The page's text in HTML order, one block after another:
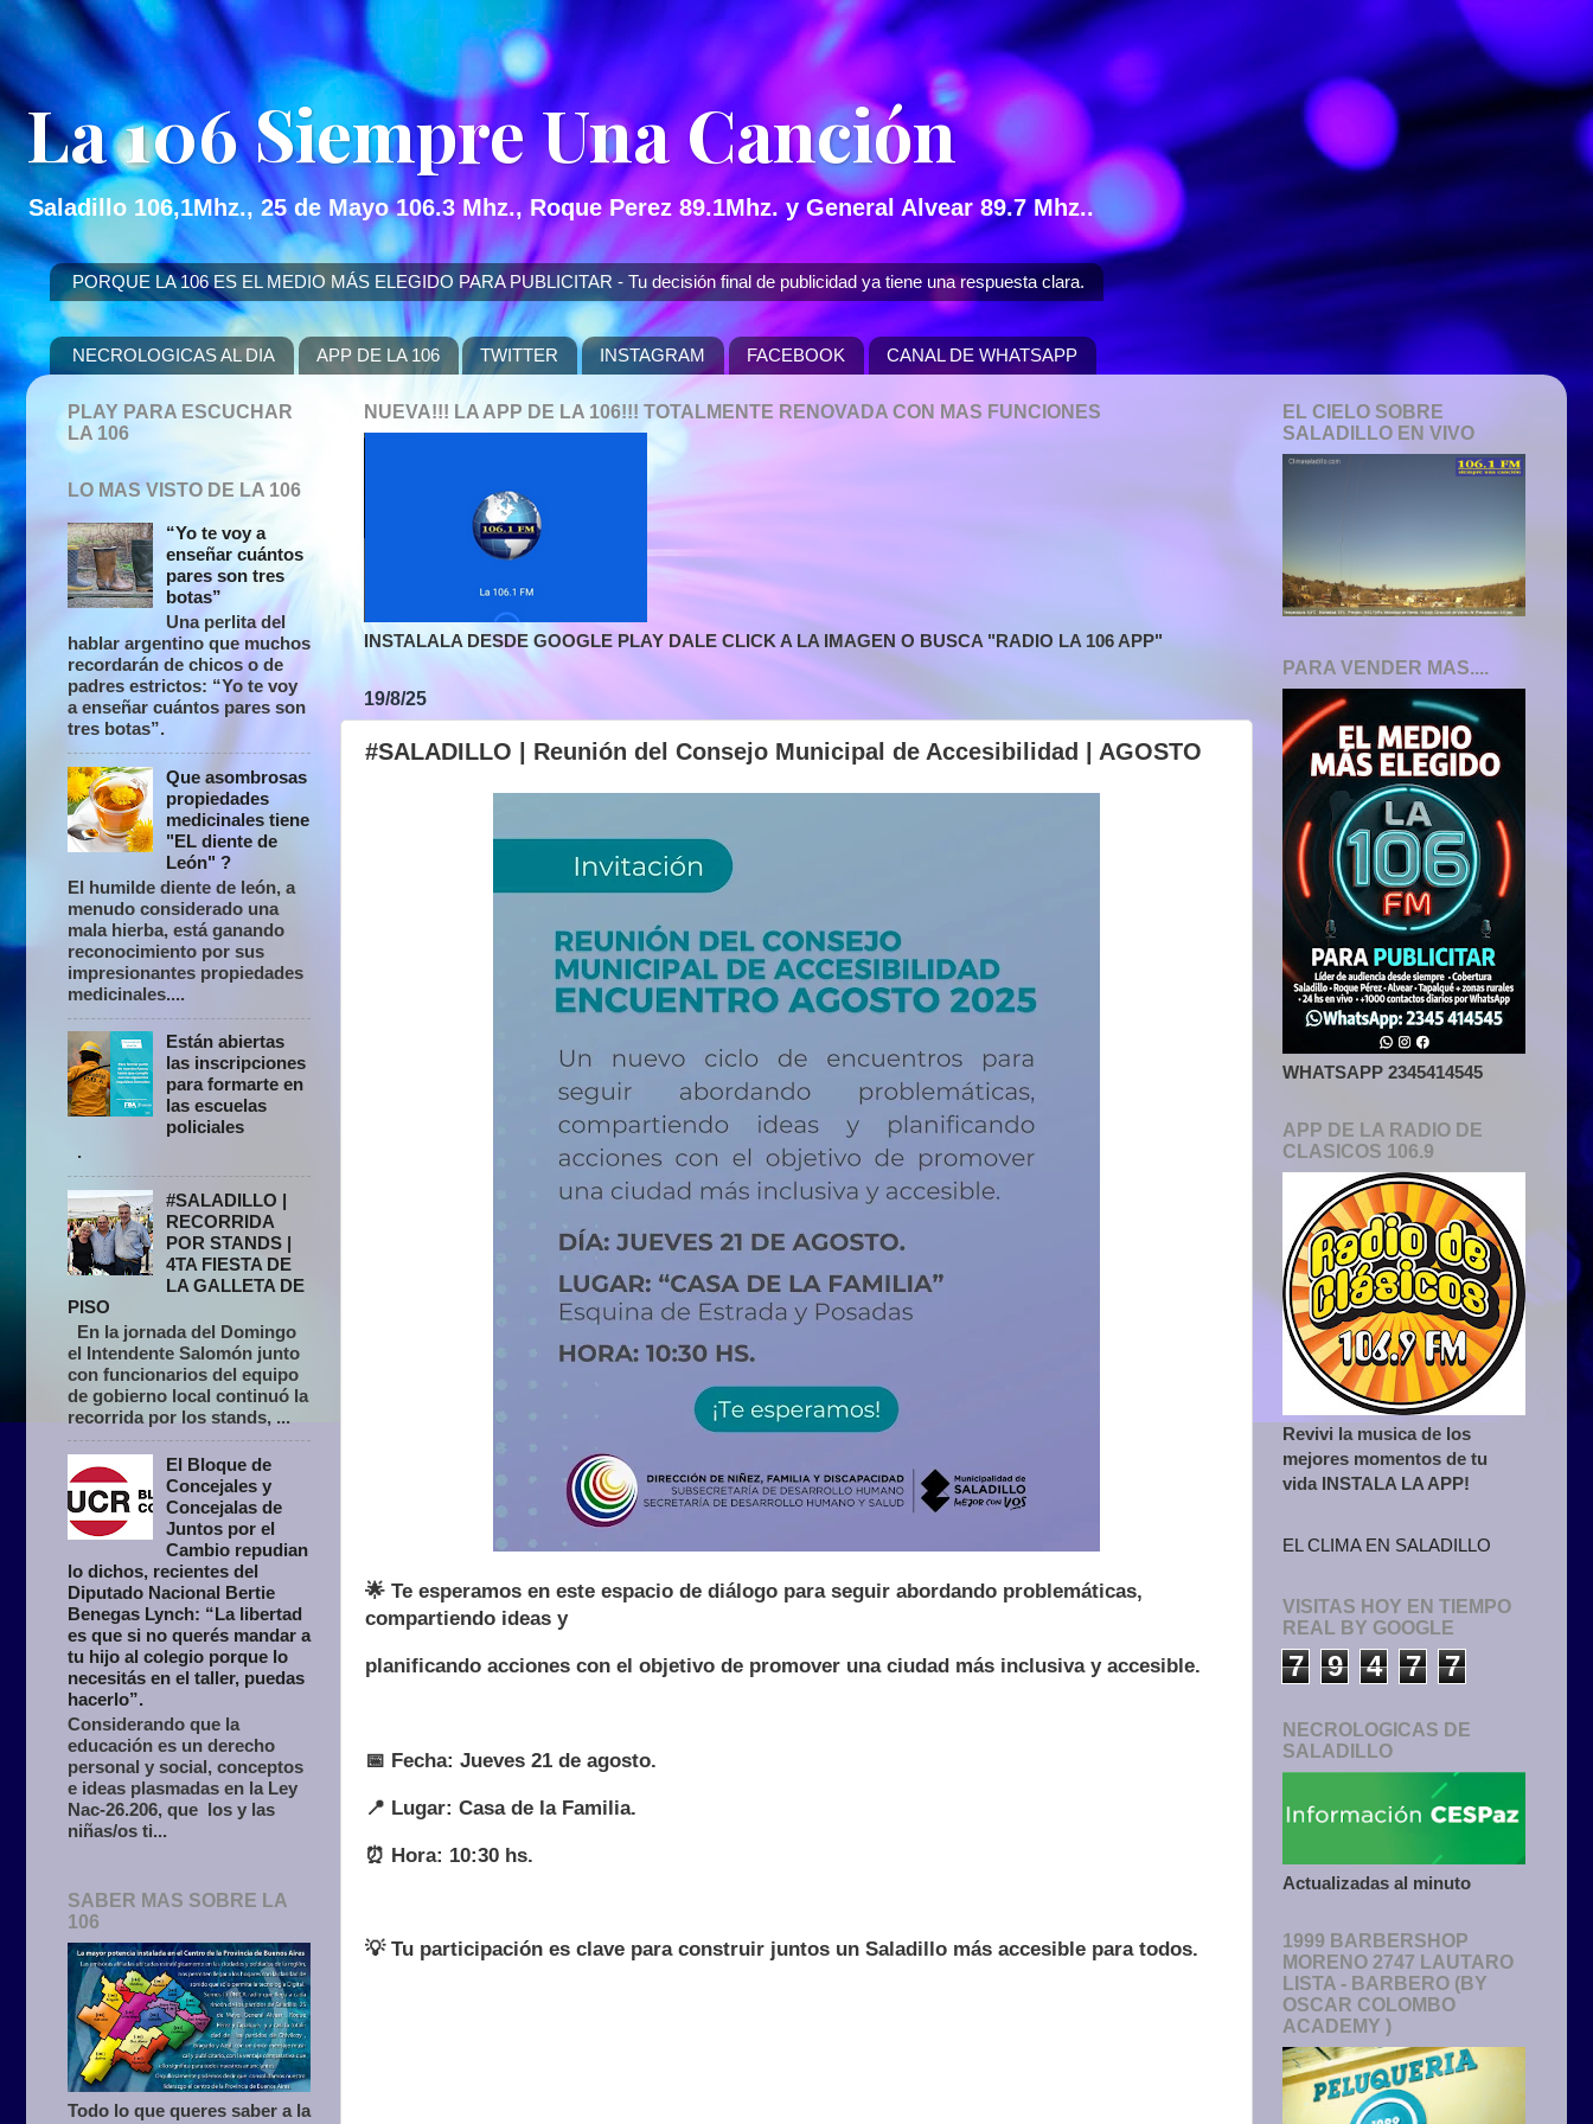
La 106 Siempre Una Canción
Saladillo 106,1Mhz., 25 de Mayo 106.3 Mhz., Roque Perez 89.1Mhz. y General Alvear 89.7 Mhz..
PORQUE LA 106 ES EL MEDIO MÁS ELEGIDO PARA PUBLICITAR - Tu decisión final de publicidad ya tiene una respuesta clara.
NECROLOGICAS AL DIA APP DE LA 106 TWITTER INSTAGRAM FACEBOOK CANAL DE WHATSAPP
NUEVA!!! LA APP DE LA 106!!! TOTALMENTE RENOVADA CON MAS FUNCIONES
INSTALALA DESDE GOOGLE PLAY DALE CLICK A LA IMAGEN O BUSCA "RADIO LA 106 APP"
19/8/25
#SALADILLO | Reunión del Consejo Municipal de Accesibilidad | AGOSTO
🌟 Te esperamos en este espacio de diálogo para seguir abordando problemáticas,
compartiendo ideas y
planificando acciones con el objetivo de promover una ciudad más inclusiva y accesible.
📅 Fecha: Jueves 21 de agosto.
📍 Lugar: Casa de la Familia.
⏰ Hora: 10:30 hs.
💡 Tu participación es clave para construir juntos un Saladillo más accesible para todos.
PLAY PARA ESCUCHAR
LA 106
LO MAS VISTO DE LA 106
“Yo te voy a
enseñar cuántos
pares son tres
botas”
Una perlita del
hablar argentino que muchos
recordarán de chicos o de
padres estrictos: “Yo te voy
a enseñar cuántos pares son
tres botas”.
Que asombrosas
propiedades
medicinales tiene
"EL diente de
León" ?
El humilde diente de león, a
menudo considerado una
mala hierba, está ganando
reconocimiento por sus
impresionantes propiedades
medicinales....
Están abiertas
las inscripciones
para formarte en
las escuelas
policiales
.
#SALADILLO |
RECORRIDA
POR STANDS |
4TA FIESTA DE
LA GALLETA DE
PISO
En la jornada del Domingo
el Intendente Salomón junto
con funcionarios del equipo
de gobierno local continuó la
recorrida por los stands, ...
El Bloque de
Concejales y
Concejalas de
Juntos por el
Cambio repudian
lo dichos, recientes del
Diputado Nacional Bertie
Benegas Lynch: “La libertad
es que si no querés mandar a
tu hijo al colegio porque lo
necesitás en el taller, puedas
hacerlo”.
Considerando que la
educación es un derecho
personal y social, conceptos
e ideas plasmadas en la Ley
Nac-26.206, que los y las
niñas/os ti...
SABER MAS SOBRE LA
106
Todo lo que queres saber a la
EL CIELO SOBRE
SALADILLO EN VIVO
PARA VENDER MAS....
WHATSAPP 2345414545
APP DE LA RADIO DE
CLASICOS 106.9
Revivi la musica de los
mejores momentos de tu
vida INSTALA LA APP!
EL CLIMA EN SALADILLO
VISITAS HOY EN TIEMPO
REAL BY GOOGLE
7 9 4 7 7
NECROLOGICAS DE
SALADILLO
Actualizadas al minuto
1999 BARBERSHOP
MORENO 2747 LAUTARO
LISTA - BARBERO (BY
OSCAR COLOMBO
ACADEMY )